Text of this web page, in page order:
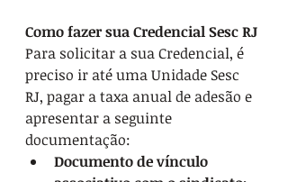
Como fazer sua Credencial Sesc RJ
Para solicitar a sua Credencial, é
preciso ir até uma Unidade Sesc
RJ, pagar a taxa anual de adesão e
apresentar a seguinte
documentação:
Documento de vínculo